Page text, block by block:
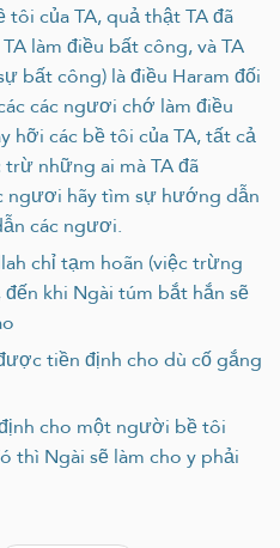
của TA, quả thật TA đã
làm điều bất công, và TA
bất công) là điều Haram đối
các ngươi chớ làm điều
hỡi các bề tôi của TA, tất cả
những ai mà TA đã
ngươi hãy tìm sự hướng dẫn
các ngươi.
chỉ tạm hoãn (việc trừng
khi Ngài túm bắt hắn sẽ
tiền định cho dù cố gắng
cho một người bề tôi
thì Ngài sẽ làm cho y phải